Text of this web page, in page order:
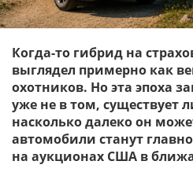
Когда-то гибрид на
выглядел примерно как
охотников. Но эта эпоха
уже не в том, существует
насколько далеко он
автомобили станут
на аукционах США в